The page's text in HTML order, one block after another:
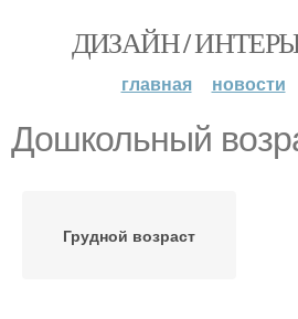
ДИЗАЙН /
главная новости
Дошкольный
Грудной возраст